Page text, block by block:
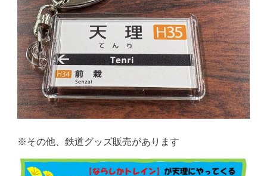
※その他、鉄道グッズ販売があります